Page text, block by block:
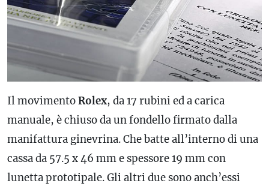
Il movimentoRolex, da 17 rubini ed a carica
manuale, è chiuso da un fondello firmato dalla
manifattura ginevrina. Che batte all’interno di una
cassa da 57.5 x 46 mm e spessore 19 mm con
lunetta prototipale. Gli altri due sono anch’essi